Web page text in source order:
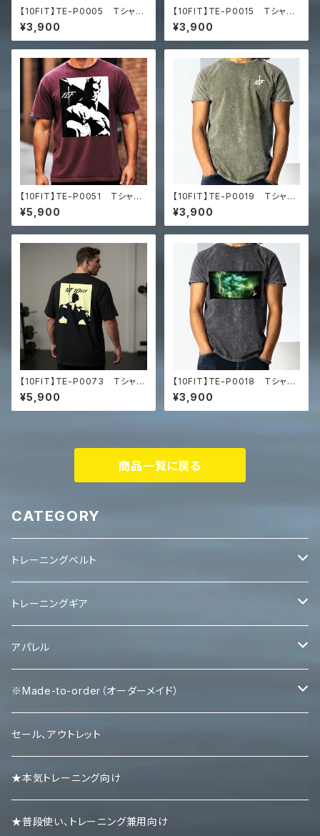
【10FIT】TE-P0005 Ｔシャ
ツ トレーニング オーバーサ
イズ 10FITアートデザイン
Men’s box tee
¥3,900
【10FIT】TE-P0015 Ｔシャ
ツ トレーニング オーバーサ
イズ 10FITアートデザイン
Men’s box tee
¥3,900
【10FIT】TE-P0051 Tシャ
ツ トレーニング 筋トレ ユ
ニセックス ビッグシルエット Tシ
ャツ マッスルアート
¥5,900
【10FIT】TE-P0019 Ｔシャ
ツ Denim T-Shirt
¥3,900
【10FIT】TE-P0073 Tシャ
ツ トレーニング オーバーサ
イズ Men’s box tee
¥5,900
【10FIT】TE-P0018 Ｔシャ
ツ Denim T-Shirt
¥3,900
商品一覧に戻る
CATEGORY
トレーニングベルト
レバーベルト
パワーベルト
トレーニングギア
パワーグリップ
エルボースリーブ
ニースリーブ
ニーラップ
リストラップ
アパレル
タンクトップ
Ｔシャツ
ハーフパンツ
キャップ
※Made-to-order（オーダーメイド）
Tシャツ
タンクトップ
ロンＴ
セール、アウトレット
★本気トレーニング向け
★普段使い、トレーニング兼用向け